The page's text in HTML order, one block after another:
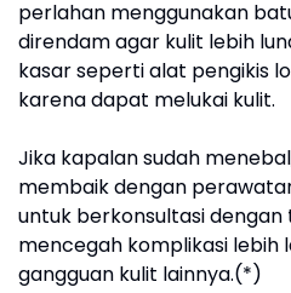
perlahan menggunakan
direndam agar kulit lebih
kasar seperti alat pengikis
karena dapat melukai kulit.
Jika kapalan sudah
membaik dengan
untuk berkonsultasi dengan
mencegah komplikasi lebih
gangguan kulit lainnya.(*)